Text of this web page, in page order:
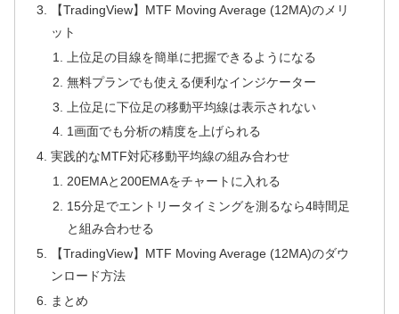
【TradingView】MTF Moving Average (12MA)のメリ
ット
上位足の目線を簡単に把握できるようになる
無料プランでも使える便利なインジケーター
上位足に下位足の移動平均線は表示されない
1画面でも分析の精度を上げられる
実践的なMTF対応移動平均線の組み合わせ
20EMAと200EMAをチャートに入れる
15分足でエントリータイミングを測るなら4時間足
と組み合わせる
【TradingView】MTF Moving Average (12MA)のダウ
ンロード方法
まとめ